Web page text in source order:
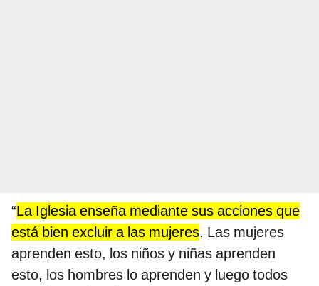
“La Iglesia enseña mediante sus acciones que
está bien excluir a las mujeres. Las mujeres
aprenden esto, los niños y niñas aprenden
esto, los hombres lo aprenden y luego todos